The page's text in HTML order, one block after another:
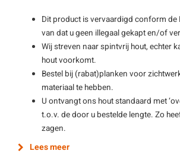
Dit product is vervaardigd conform
van dat u geen illegaal gekapt en/of
Wij streven naar spintvrij hout, echter
hout voorkomt.
Bestel bij (rabat)planken voor
materiaal te hebben.
U ontvangt ons hout standaard met
t.o.v. de door u bestelde lengte. Zo
zagen.
Lees meer